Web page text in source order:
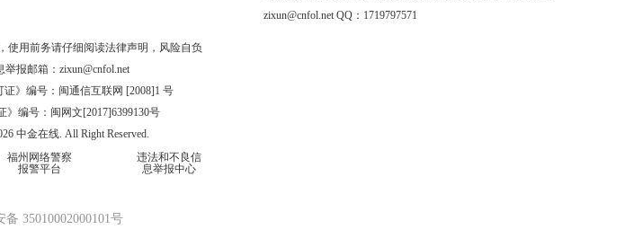
zixun@cnfol.net QQ：1719797571
使用前务请仔细阅读法律声明 ，风险自负
报邮箱： zixun@cnfol.net
》编号：闽通信互联网 [2008]1 号
》编号：闽网文[2017]6399130号
中金在线. All Right Reserved.
福州网络警察
报警平台
违法和不良信
息举报中心
备 35010002000101号